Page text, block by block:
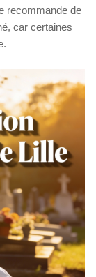
recommande de
car certaines